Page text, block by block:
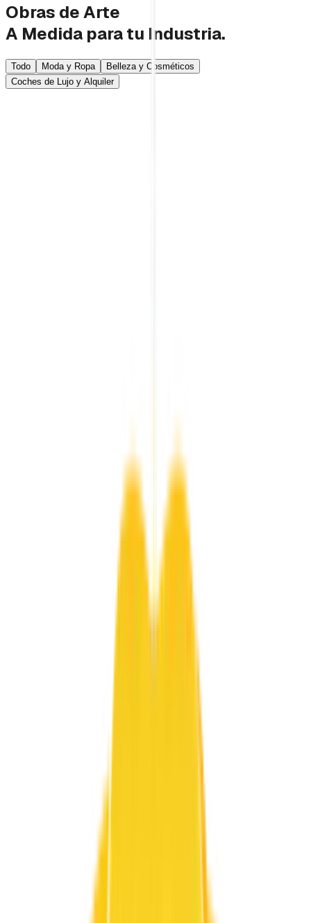
Obras de Arte
A Medida para tu Industria.
Todo Moda y Ropa
Belleza y Cosméticos
Coches de Lujo y Alquiler